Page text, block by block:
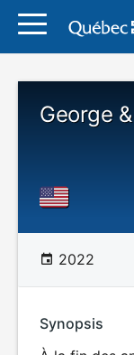
George
2022
Synopsis